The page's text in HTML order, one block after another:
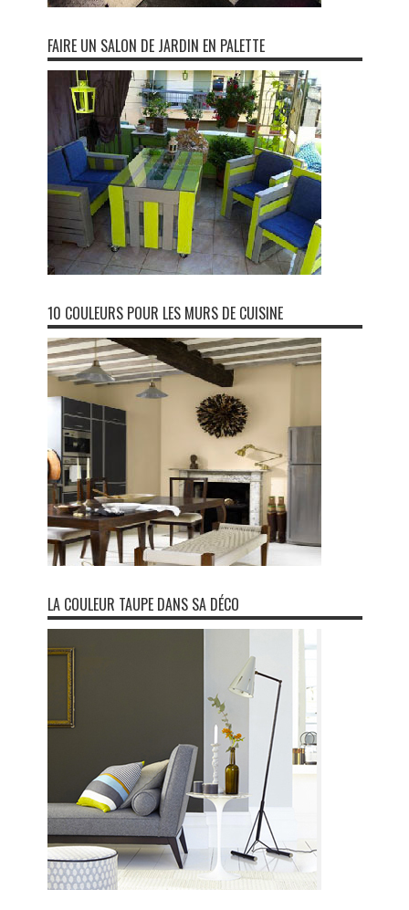
FAIRE UN SALON DE JARDIN EN PALETTE
10 COULEURS POUR LES MURS DE CUISINE
LA COULEUR TAUPE DANS SA DÉCO